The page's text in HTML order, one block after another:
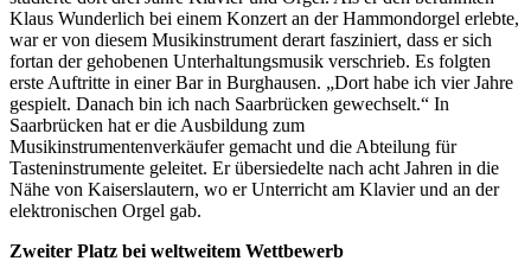
Klaus Wunderlich bei einem Konzert an der Hammondorgel erlebte,
war er von diesem Musikinstrument derart fasziniert, dass er sich
fortan der gehobenen Unterhaltungsmusik verschrieb. Es folgten
erste Auftritte in einer Bar in Burghausen. „Dort habe ich vier Jahre
gespielt. Danach bin ich nach Saarbrücken gewechselt.“ In
Saarbrücken hat er die Ausbildung zum
Musikinstrumentenverkäufer gemacht und die Abteilung für
Tasteninstrumente geleitet. Er übersiedelte nach acht Jahren in die
Nähe von Kaiserslautern, wo er Unterricht am Klavier und an der
elektronischen Orgel gab.
Zweiter Platz bei weltweitem Wettbewerb